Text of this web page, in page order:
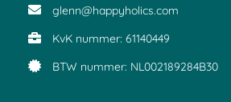
glenn@happyholics.com
KvK nummer: 61140449
BTW nummer: NL002189284B30